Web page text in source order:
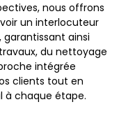
nous offrons
un interlocuteur
ainsi
du nettoyage
intégrée
clients tout en
à chaque étape.